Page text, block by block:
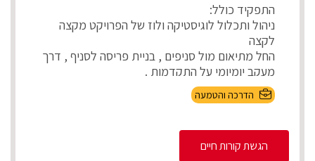
התפקיד כולל:
ניהול ותכלול לוגיסטיקה ולוז של הפרויקט מקצה
לקצה
החל מתיאום מול סניפים , בניית פריסה לסניף , דרך
מעקב יומיומי על התקדמות .
...
הדרכה והטמעה
הגשת קורות חיים